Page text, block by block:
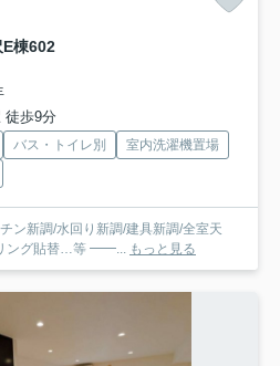
E棟602
徒歩9分
バス・トイレ別
室内洗濯機置場
新調/水回り新調/建具新調/全室天
井・壁クロス貼替/全室フローリング貼替…等 ━━...
もっと見る